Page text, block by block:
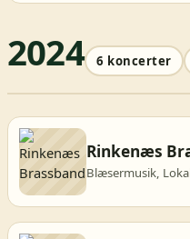
2024 6 koncerter
Rinkenæs
Blæsermusik,